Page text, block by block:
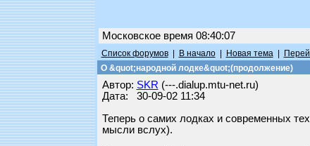
Московское время 08:40:07
Список форумов| В начало| Новая тема|
О &quot;народной лодке&quot;(продолжение)
Автор: SKR (---.dialup.mtu-net.ru)
Дата: 30-09-02 11:34
Теперь о самих лодках и современных
мысли вслух).